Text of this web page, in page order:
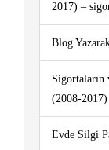
2017) –
Blog
Sigortaların
(2008-2017)
Evde Silgi